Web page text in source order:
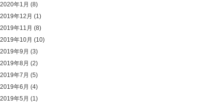
2020年1月 (8)
2019年12月 (1)
2019年11月 (8)
2019年10月 (10)
2019年9月 (3)
2019年8月 (2)
2019年7月 (5)
2019年6月 (4)
2019年5月 (1)